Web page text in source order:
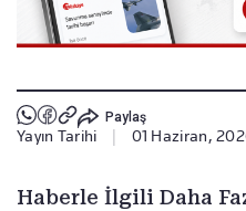
Paylaş
Yayın Tarihi 01 Haziran,
Haberle İlgili Daha